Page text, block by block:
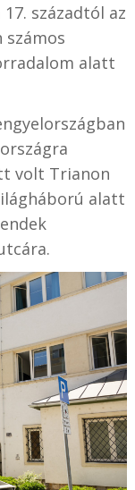
századtól az
alatt
volt Trianon
alatt